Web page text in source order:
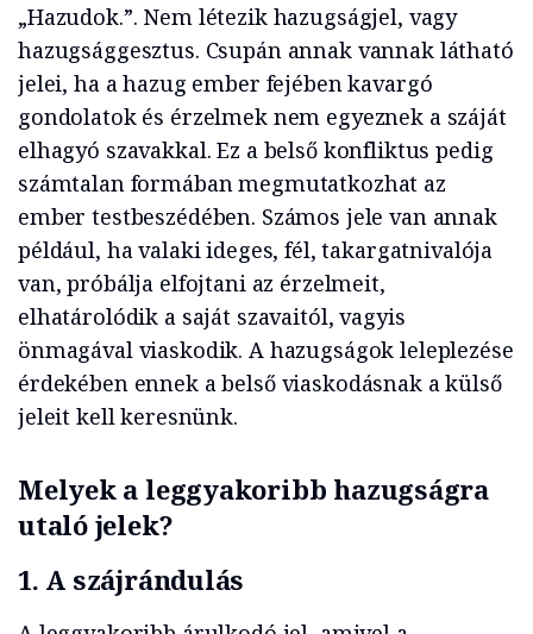
„Hazudok.”. Nem létezik hazugságjel, vagy
hazugsággesztus. Csupán annak vannak látható
jelei, ha a hazug ember fejében kavargó
gondolatok és érzelmek nem egyeznek a száját
elhagyó szavakkal. Ez a belső konfliktus pedig
számtalan formában megmutatkozhat az
ember testbeszédében. Számos jele van annak
például, ha valaki ideges, fél, takargatnivalója
van, próbálja elfojtani az érzelmeit,
elhatárolódik a saját szavaitól, vagyis
önmagával viaskodik. A hazugságok leleplezése
érdekében ennek a belső viaskodásnak a külső
jeleit kell keresnünk.
Melyek a leggyakoribb hazugságra
utaló jelek?
1. A szájrándulás